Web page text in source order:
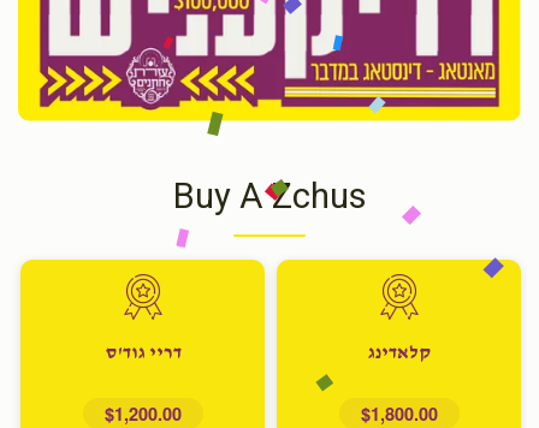
Buy A Zchus
קלאדינג
$1,800.00
דריי גוד'ס
$1,200.00